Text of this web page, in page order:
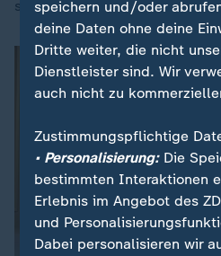
später als Beamte des
speichern und/oder
deine Daten ohne deine
Dritte weiter, die nicht
Dienstleister sind. Wir
auch nicht zu
Zustimmungspflichtige
• Personalisierung:Die
bestimmten Interaktionen
Erlebnis im Angebot des
und
Dabei personalisieren wir